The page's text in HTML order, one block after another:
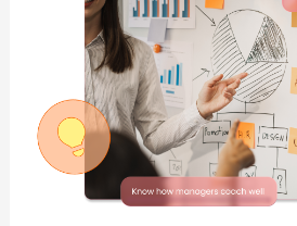
compétences
coaching
chez
les
managers